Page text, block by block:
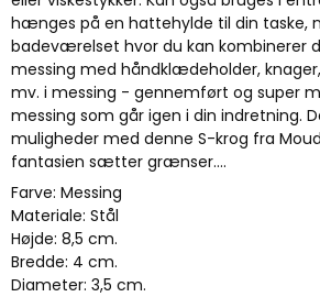
hænges på en hattehylde til din taske,
badeværelset hvor du kan kombinerer
messing med håndklædeholder,
mv. i messing - gennemført og super
messing som går igen i din indretning.
muligheder med denne S-krog fra
fantasien sætter grænser....
Farve: Messing
Materiale: Stål
Højde: 8,5 cm.
Bredde: 4 cm.
Diameter: 3,5 cm.